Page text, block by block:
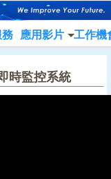
應用影片 工作機
時監控系統